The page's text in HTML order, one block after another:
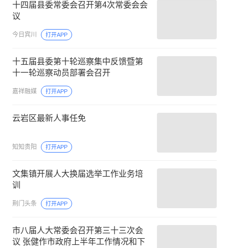
十四届县委常委会召开第4次常委会会
议
今日宾川 打开APP
十五届县委第十轮巡察集中反馈暨第
十一轮巡察动员部署会召开
嘉祥融媒 打开APP
云岩区最新人事任免
知知贵阳 打开APP
文集镇开展人大换届选举工作业务培
训
荆门头条 打开APP
市八届人大常委会召开第三十三次会
议 张健作市政府上半年工作情况和下